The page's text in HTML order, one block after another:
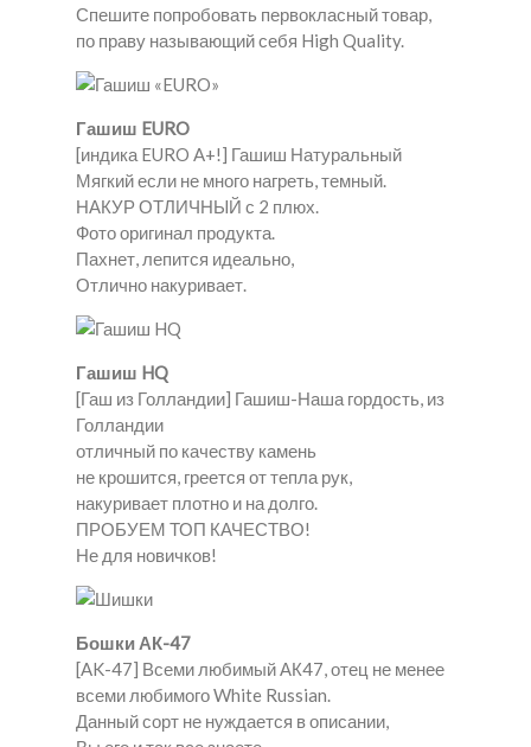
Спешите попробовать первокласный товар,
по праву называющий себя High Quality.
Гашиш EURO
[индика EURO A+!] Гашиш Натуральный
Мягкий если не много нагреть, темный.
НАКУР ОТЛИЧНЫЙ с 2 плюх.
Фото оригинал продукта.
Пахнет, лепится идеально,
Отлично накуривает.
Гашиш HQ
[Гаш из Голландии] Гашиш-Наша гордость, из
Голландии
отличный по качеству камень
не крошится, греется от тепла рук,
накуривает плотно и на долго.
ПРОБУЕМ ТОП КАЧЕСТВО!
Не для новичков!
Бошки АК-47
[AK-47] Всеми любимый АК47, отец не менее
всеми любимого White Russian.
Данный сорт не нуждается в описании,